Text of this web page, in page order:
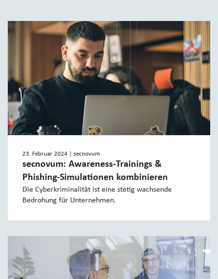
23. Februar 2024 | secnovum
secnovum: Awareness-Trainings &
Phishing-Simulationen kombinieren
Die Cyberkriminalität ist eine stetig wachsende
Bedrohung für Unternehmen.